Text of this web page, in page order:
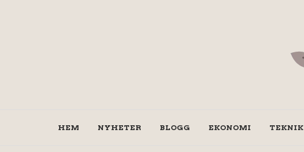
HEM NYHETER BLOGG EKONOMI TEKNIK